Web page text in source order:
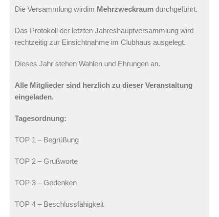
Die Versammlung wirdim Mehrzweckraum durchgeführt.
Das Protokoll der letzten Jahreshauptversammlung wird
rechtzeitig zur Einsichtnahme im Clubhaus ausgelegt.
Dieses Jahr stehen Wahlen und Ehrungen an.
Alle Mitglieder sind herzlich zu dieser Veranstaltung
eingeladen.
Tagesordnung:
TOP 1 – Begrüßung
TOP 2 – Grußworte
TOP 3 – Gedenken
TOP 4 – Beschlussfähigkeit